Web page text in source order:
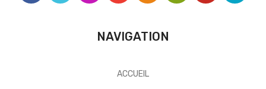
NAVIGATION
ACCUEIL